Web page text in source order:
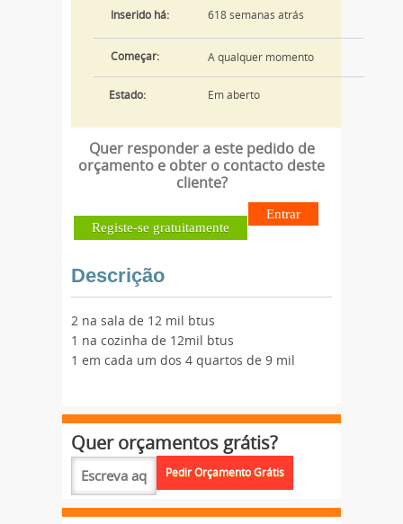
Inserido há: 618 semanas atrás
Começar: A qualquer momento
Estado: Em aberto
Quer responder a este pedido de
orçamento e obter o contacto deste
cliente?
Entrar
Registe-se gratuitamente
Descrição
2 na sala de 12 mil btus
1 na cozinha de 12mil btus
1 em cada um dos 4 quartos de 9 mil
Quer orçamentos grátis?